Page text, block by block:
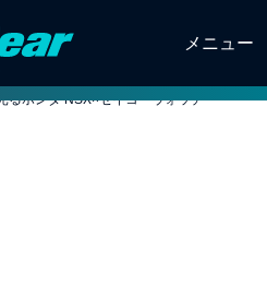
メニュー
るホンダ NSX×セイコーウォッチ